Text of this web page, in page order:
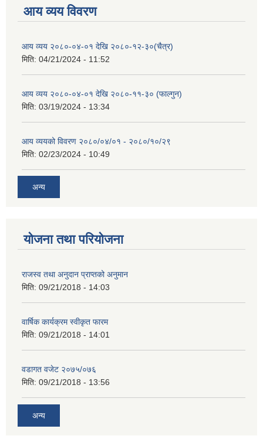
आय व्यय विवरण
आय व्यय २०८०-०४-०१ देखि २०८०-१२-३०(चैत्र)
मिति: 04/21/2024 - 11:52
आय व्यय २०८०-०४-०१ देखि २०८०-११-३० (फाल्गुन)
मिति: 03/19/2024 - 13:34
आय व्ययको विवरण २०८०/०४/०१ - २०८०/१०/२९
मिति: 02/23/2024 - 10:49
अन्य
योजना तथा परियोजना
राजस्व तथा अनुदान प्राप्तको अनुमान
मिति: 09/21/2018 - 14:03
वार्षिक कार्यक्रम स्वीकृत फारम
मिति: 09/21/2018 - 14:01
वडागत वजेट २०७५/०७६
मिति: 09/21/2018 - 13:56
अन्य